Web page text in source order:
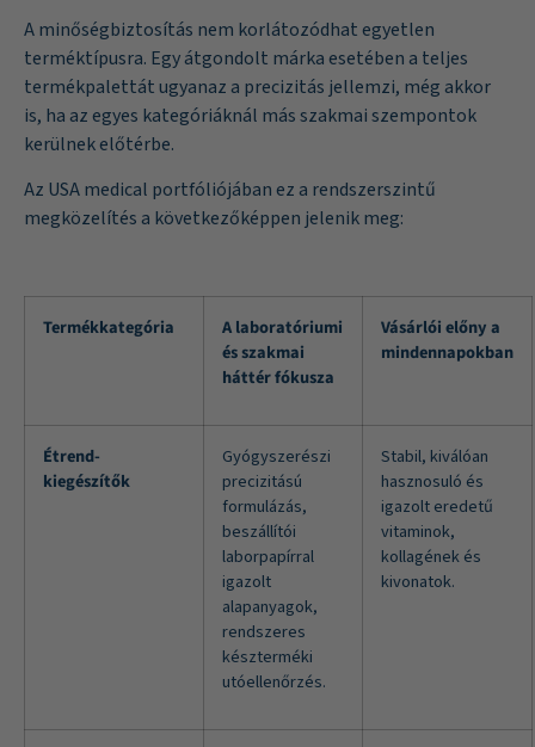
A minőségbiztosítás nem korlátozódhat egyetlen
terméktípusra. Egy átgondolt márka esetében a teljes
termékpalettát ugyanaz a precizitás jellemzi, még akkor
is, ha az egyes kategóriáknál más szakmai szempontok
kerülnek előtérbe.
Az USA medical portfóliójában ez a rendszerszintű
megközelítés a következőképpen jelenik meg:
Termékkategória
A laboratóriumi
és szakmai
háttér fókusza
Vásárlói előny a
mindennapokban
Étrend-
kiegészítők
Gyógyszerészi
precizitású
formulázás,
beszállítói
laborpapírral
igazolt
alapanyagok,
rendszeres
készterméki
utóellenőrzés.
Stabil, kiválóan
hasznosuló és
igazolt eredetű
vitaminok,
kollagének és
kivonatok.